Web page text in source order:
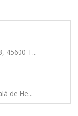
45600 T...
de He...